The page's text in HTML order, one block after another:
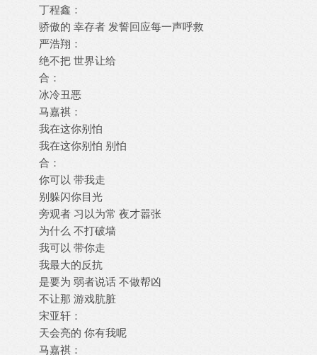
丁程鑫：
骄傲的 幸存者 发誓回应每一声呼救
严浩翔：
绝不把 世界让给
合：
冰冷丑恶
马嘉祺：
我在这你别怕
我在这你别怕 别怕
合：
你可以 带我走
别躲闪你目光
旁观者 习以为常 夜才嚣张
为什么 不打破墙
我可以 带你走
我最大的反抗
是要为 弱者说话 不做帮凶
不让那 游戏肮脏
宋亚轩：
天会亮的 你有我呢
马嘉祺：